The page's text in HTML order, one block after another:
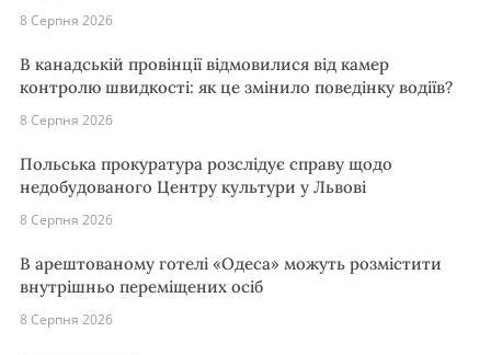
8 Серпня 2026
В канадській провінції відмовилися від камер
контролю швидкості: як це змінило поведінку водіїв?
8 Серпня 2026
Польська прокуратура розслідує справу щодо
недобудованого Центру культури у Львові
8 Серпня 2026
В арештованому готелі «Одеса» можуть розмістити
внутрішньо переміщених осіб
8 Серпня 2026